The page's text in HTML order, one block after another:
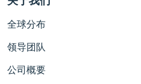
全球分布
领导团队
公司概要